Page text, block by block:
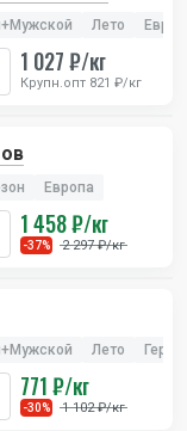
Лето
1 027 ₽/кг
Крупн.опт 821 ₽/кг
Европа
1 458 ₽/кг
-37% 2 297 ₽/кг
Лето
771 ₽/кг
-30% 1 102 ₽/кг